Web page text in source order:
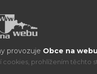
provozuje Obce na
prohlížením těchto